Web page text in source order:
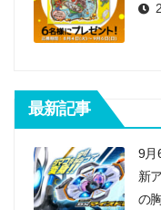
最新記事
9月
新
の